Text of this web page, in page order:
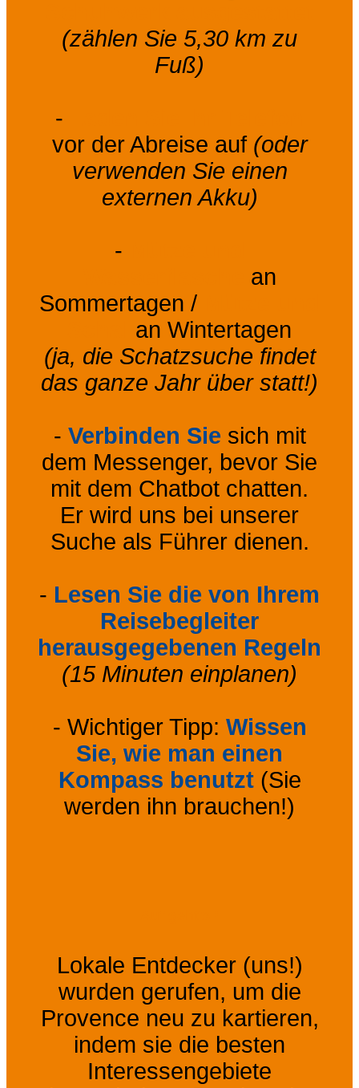
(zählen Sie 5,30 km zu
Fuß)
-
vor der Abreise auf (oder
verwenden Sie einen
externen Akku)
-
an
Sommertagen /
an Wintertagen
(ja, die Schatzsuche findet
das ganze Jahr über statt!)
- Verbinden Sie sich mit
dem Messenger, bevor Sie
mit dem Chatbot chatten.
Er wird uns bei unserer
Suche als Führer dienen.
- Lesen Sie die von Ihrem
Reisebegleiter
herausgegebenen Regeln
(15 Minuten einplanen)
- Wichtiger Tipp: Wissen
Sie, wie man einen
Kompass benutzt (Sie
werden ihn brauchen!)
Lokale Entdecker (uns!)
wurden gerufen, um die
Provence neu zu kartieren,
indem sie die besten
Interessengebiete